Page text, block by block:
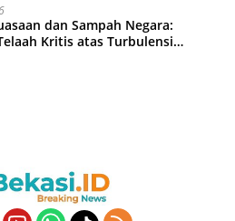
dan Sampah Negara:
Kritis atas Turbulensi